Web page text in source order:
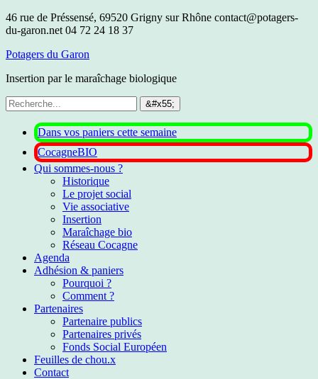
46 rue de Préssensé, 69520 Grigny sur Rhône contact@potagers-
du-garon.net 04 72 24 18 37
Potagers du Garon
Insertion par le maraîchage biologique
Dans vos paniers cette semaine
CocagneBIO
Qui sommes-nous ?
Historique
Le projet social
Vie associative
Insertion
Maraîchage bio
Réseau Cocagne
Agenda
Adhésion & paniers
Pourquoi ?
Comment ?
Partenaires
Partenaire publics
Partenaires privés
Fonds Social Européen
Feuilles de chou.x
Contact